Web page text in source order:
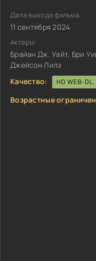
Дата выхода фильма:
11 сентября 2024
Актеры:
Брайан Дж. Уайт, Бри
Джейсон Лилз
Качество:
HD WEB-
Возрастные